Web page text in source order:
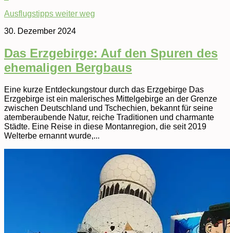
Ausflugstipps weiter weg
30. Dezember 2024
Das Erzgebirge: Auf den Spuren des
ehemaligen Bergbaus
Eine kurze Entdeckungstour durch das Erzgebirge Das
Erzgebirge ist ein malerisches Mittelgebirge an der Grenze
zwischen Deutschland und Tschechien, bekannt für seine
atemberaubende Natur, reiche Traditionen und charmante
Städte. Eine Reise in diese Montanregion, die seit 2019
Welterbe ernannt wurde,...